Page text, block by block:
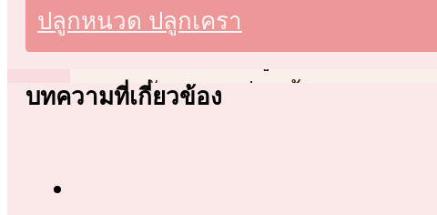
ศัลยกรรมดูดไขมันเพื่อเติมเต็ม
ศัลยกรรมจมูก
ศัลยกรรมร่นหน้าผาก
ปลูกหนวด ปลูกเครา
บทความที่เกี่ยวข้อง